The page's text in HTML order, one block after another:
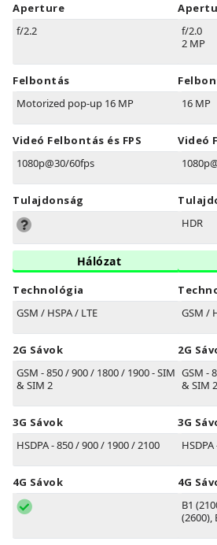
Aperture
f/2.2
Felbontás
Motorized pop-up 16 MP
Videó Felbontás és FPS
1080p@30/60fps
Tulajdonság
Hálózat
Technológia
GSM / HSPA / LTE
2G Sávok
GSM - 850 / 900 / 1800 / 1900 - SIM 1
& SIM 2
3G Sávok
HSDPA - 850 / 900 / 1900 / 2100
4G Sávok
f/2.0
2 MP
16 MP
Videó
HDR
GSM /
2G
GSM -
& SIM
3G
4G
B1
(2600),